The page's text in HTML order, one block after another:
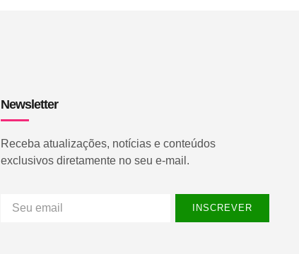
Newsletter
Receba atualizações, notícias e conteúdos
exclusivos diretamente no seu e-mail.
INSCREVER